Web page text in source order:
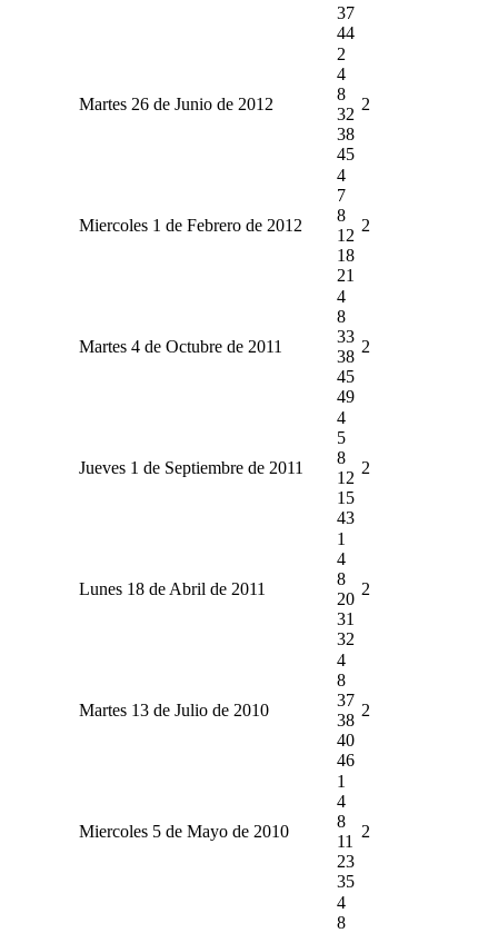
37
44
Martes 26 de Junio de 2012
2
4
8
32
38
45
2
Miercoles 1 de Febrero de 2012
4
7
8
12
18
21
2
Martes 4 de Octubre de 2011
4
8
33
38
45
49
2
Jueves 1 de Septiembre de 2011
4
5
8
12
15
43
2
Lunes 18 de Abril de 2011
1
4
8
20
31
32
2
Martes 13 de Julio de 2010
4
8
37
38
40
46
2
Miercoles 5 de Mayo de 2010
1
4
8
11
23
35
2
4
8